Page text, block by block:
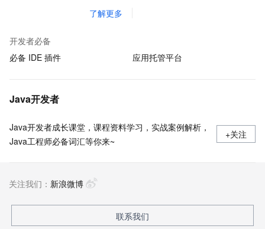
了解更多
开发者必备
必备 IDE 插件
应用托管平台
Java开发者
Java开发者成长课堂，课程资料学习，实战案例解析，
Java工程师必备词汇等你来~
+关注
关注我们： 新浪微博
联系我们